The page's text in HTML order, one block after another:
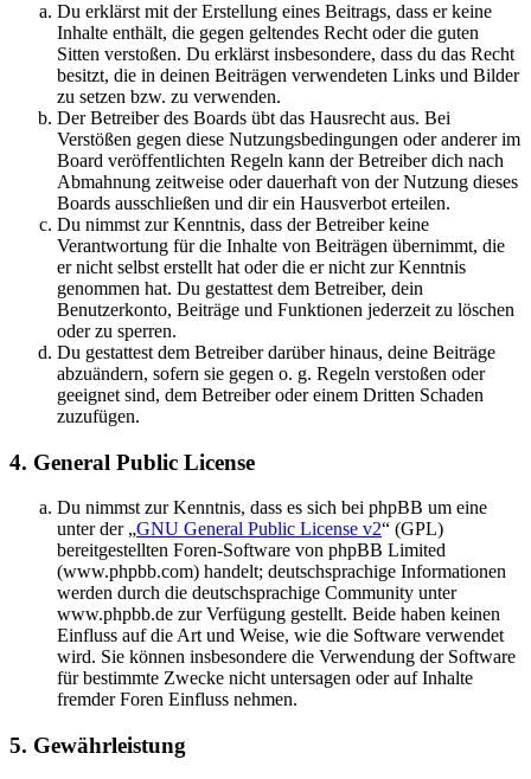
Du erklärst mit der Erstellung eines Beitrags, dass er keine
Inhalte enthält, die gegen geltendes Recht oder die guten
Sitten verstoßen. Du erklärst insbesondere, dass du das Recht
besitzt, die in deinen Beiträgen verwendeten Links und Bilder
zu setzen bzw. zu verwenden.
Der Betreiber des Boards übt das Hausrecht aus. Bei
Verstößen gegen diese Nutzungsbedingungen oder anderer im
Board veröffentlichten Regeln kann der Betreiber dich nach
Abmahnung zeitweise oder dauerhaft von der Nutzung dieses
Boards ausschließen und dir ein Hausverbot erteilen.
Du nimmst zur Kenntnis, dass der Betreiber keine
Verantwortung für die Inhalte von Beiträgen übernimmt, die
er nicht selbst erstellt hat oder die er nicht zur Kenntnis
genommen hat. Du gestattest dem Betreiber, dein
Benutzerkonto, Beiträge und Funktionen jederzeit zu löschen
oder zu sperren.
Du gestattest dem Betreiber darüber hinaus, deine Beiträge
abzuändern, sofern sie gegen o. g. Regeln verstoßen oder
geeignet sind, dem Betreiber oder einem Dritten Schaden
zuzufügen.
4. General Public License
Du nimmst zur Kenntnis, dass es sich bei phpBB um eine
unter der „GNU General Public License v2“ (GPL)
bereitgestellten Foren-Software von phpBB Limited
(www.phpbb.com) handelt; deutschsprachige Informationen
werden durch die deutschsprachige Community unter
www.phpbb.de zur Verfügung gestellt. Beide haben keinen
Einfluss auf die Art und Weise, wie die Software verwendet
wird. Sie können insbesondere die Verwendung der Software
für bestimmte Zwecke nicht untersagen oder auf Inhalte
fremder Foren Einfluss nehmen.
5. Gewährleistung